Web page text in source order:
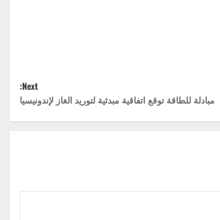
Next:
مبادلة للطاقة توقع اتفاقية مبدئية لتوريد الغاز لإندونيسيا